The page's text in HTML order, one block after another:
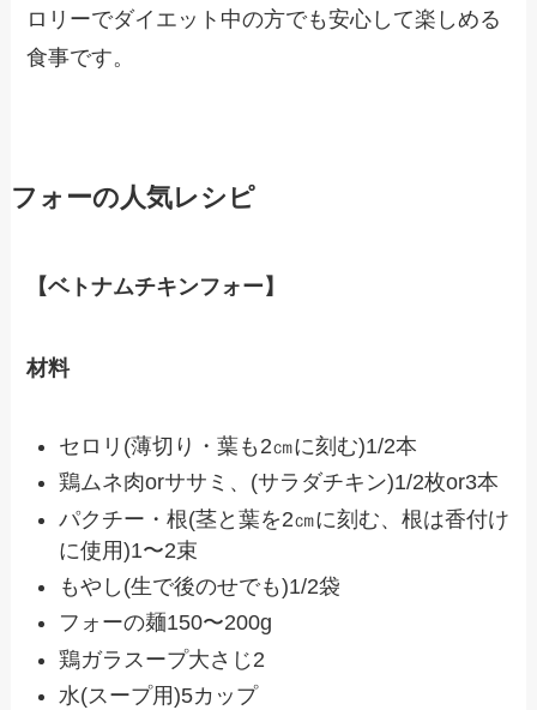
ロリーでダイエット中の方でも安心して楽しめる
食事です。
フォーの人気レシピ
【ベトナムチキンフォー】
材料
セロリ(薄切り・葉も2㎝に刻む)1/2本
鶏ムネ肉orササミ、(サラダチキン)1/2枚or3本
パクチー・根(茎と葉を2㎝に刻む、根は香付け
に使用)1〜2束
もやし(生で後のせでも)1/2袋
フォーの麺150〜200g
鶏ガラスープ大さじ2
水(スープ用)5カップ